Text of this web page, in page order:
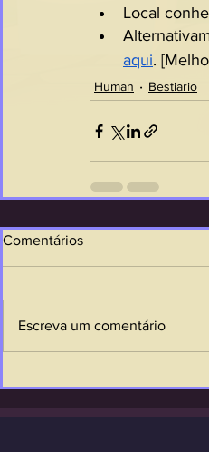
Local
aqui.
Human Bestiario
Comentários
Escreva um comentário